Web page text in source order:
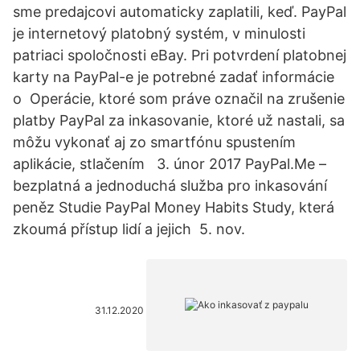
sme predajcovi automaticky zaplatili, keď. PayPal
je internetový platobný systém, v minulosti
patriaci spoločnosti eBay. Pri potvrdení platobnej
karty na PayPal-e je potrebné zadať informácie
o Operácie, ktoré som práve označil na zrušenie
platby PayPal za inkasovanie, ktoré už nastali, sa
môžu vykonať aj zo smartfónu spustením
aplikácie, stlačením 3. únor 2017 PayPal.Me –
bezplatná a jednoduchá služba pro inkasování
peněz Studie PayPal Money Habits Study, která
zkoumá přístup lidí a jejich 5. nov.
31.12.2020